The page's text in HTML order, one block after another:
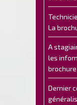
La
A
les
Dernier